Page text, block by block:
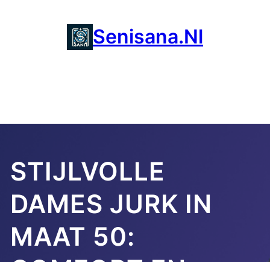
Senisana.nl
STIJLVOLLE
DAMES JURK IN
MAAT 50: